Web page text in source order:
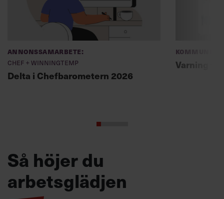
Annonssamarbete:
Chef + Winningtemp
Delta i Chefbarometern 2026
Varning
Så höjer du
arbetsglädjen